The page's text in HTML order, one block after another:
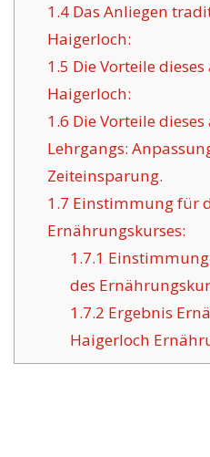
1.4Das Anliegen
Haigerloch:
1.5 Die Vorteile
Haigerloch:
1.6 Die Vorteile
Lehrgangs:
Zeiteinsparung.
1.7 Einstimmung für
Ernährungskurses:
1.7.1
des
1.7.2 Ergebnis
Haigerloch